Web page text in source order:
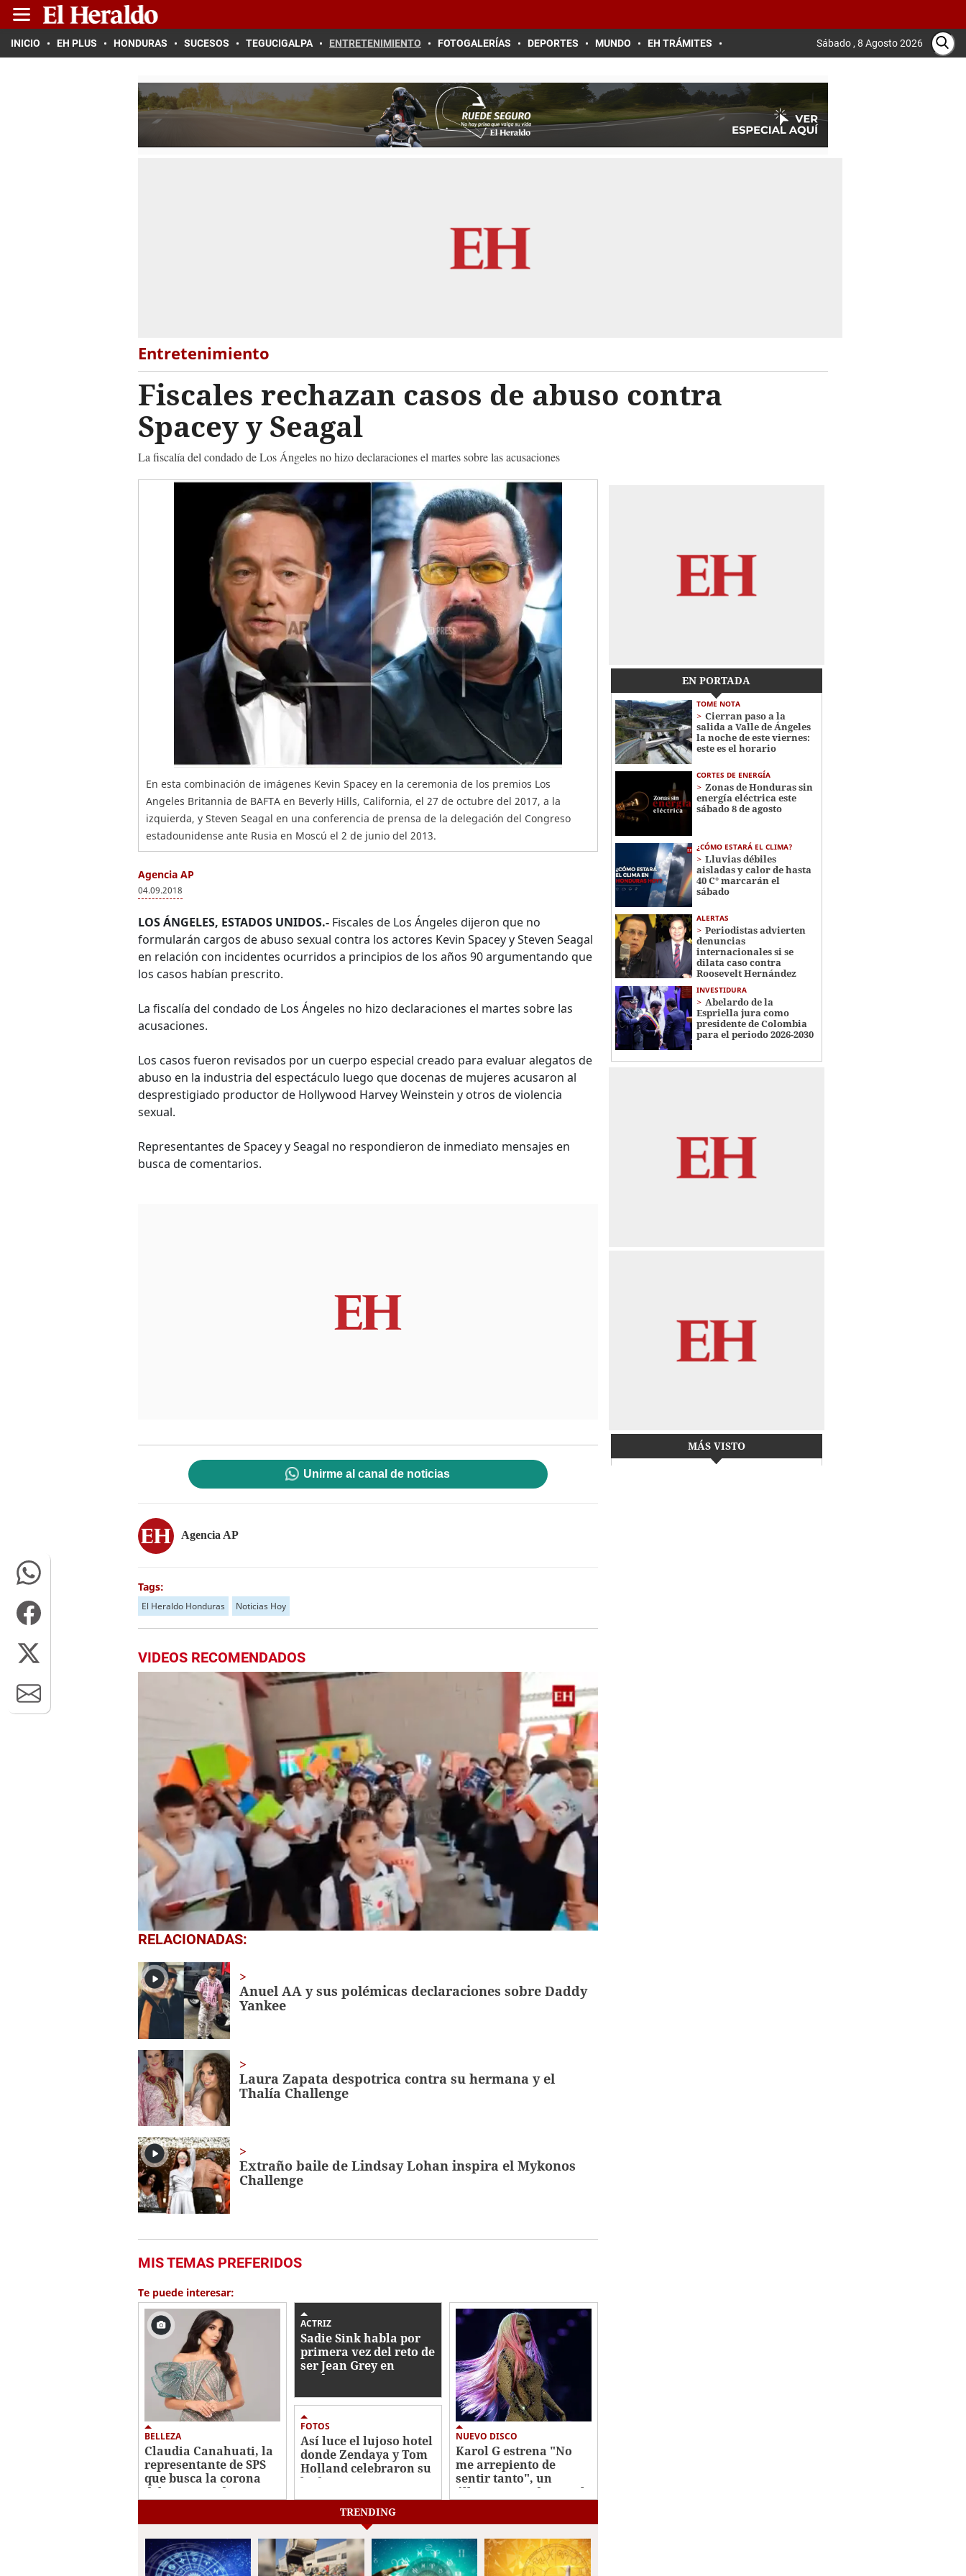
INICIO EH PLUS HONDURAS SUCESOS TEGUCIGALPA ENTRETENIMIENTO FOTOGALERÍAS DEPORTES MUNDO EH TRÁMITES Sábado , 8 Agosto 2026
Entretenimiento
Fiscales rechazan casos de abuso contra
Spacey y Seagal
La fiscalía del condado de Los Ángeles no hizo declaraciones el martes sobre las acusaciones
En esta combinación de imágenes Kevin Spacey en la ceremonia de los premios Los
Angeles Britannia de BAFTA en Beverly Hills, California, el 27 de octubre del 2017, a la
izquierda, y Steven Seagal en una conferencia de prensa de la delegación del Congreso
estadounidense ante Rusia en Moscú el 2 de junio del 2013.
Agencia AP
04.09.2018
LOS ÁNGELES, ESTADOS UNIDOS.- Fiscales de Los Ángeles dijeron que no
formularán cargos de abuso sexual contra los actores Kevin Spacey y Steven Seagal
en relación con incidentes ocurridos a principios de los años 90 argumentando que
los casos habían prescrito.
La fiscalía del condado de Los Ángeles no hizo declaraciones el martes sobre las
acusaciones.
Los casos fueron revisados por un cuerpo especial creado para evaluar alegatos de
abuso en la industria del espectáculo luego que docenas de mujeres acusaron al
desprestigiado productor de Hollywood Harvey Weinstein y otros de violencia
sexual.
Representantes de Spacey y Seagal no respondieron de inmediato mensajes en
busca de comentarios.
Unirme al canal de noticias
Agencia AP
Tags:
El Heraldo Honduras Noticias Hoy
VIDEOS RECOMENDADOS
0
seconds
1
minute,
56
seconds
Volume
0%
RELACIONADAS:
Anuel AA y sus polémicas declaraciones sobre Daddy
Yankee
Laura Zapata despotrica contra su hermana y el
Thalía Challenge
Extraño baile de Lindsay Lohan inspira el Mykonos
Challenge
MIS TEMAS PREFERIDOS
Te puede interesar:
BELLEZA
Claudia Canahuati, la
representante de SPS
que busca la corona
del Miss Honduras
ACTRIZ
Sadie Sink habla por
primera vez del reto de
ser Jean Grey en
Spider-Man
FOTOS
Así luce el lujoso hotel
donde Zendaya y Tom
Holland celebraron su
boda
NUEVO DISCO
Karol G estrena "No
me arrepiento de
sentir tanto", un
álbum marcado por el
EN PORTADA
TOME NOTA
Cierran paso a la
salida a Valle de Ángeles
la noche de este viernes:
este es el horario
CORTES DE ENERGÍA
Zonas de Honduras sin
energía eléctrica este
sábado 8 de agosto
¿CÓMO ESTARÁ EL CLIMA?
Lluvias débiles
aisladas y calor de hasta
40 C° marcarán el
sábado
ALERTAS
Periodistas advierten
denuncias
internacionales si se
dilata caso contra
Roosevelt Hernández
INVESTIDURA
Abelardo de la
Espriella jura como
presidente de Colombia
para el periodo 2026-2030
MÁS VISTO
TRENDING